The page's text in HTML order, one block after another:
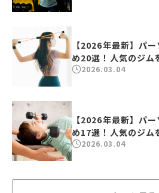
【2026年最新】パ
め20選！人気のジム
2026.03.04
【2026年最新】パ
め17選！人気のジム
2026.03.04